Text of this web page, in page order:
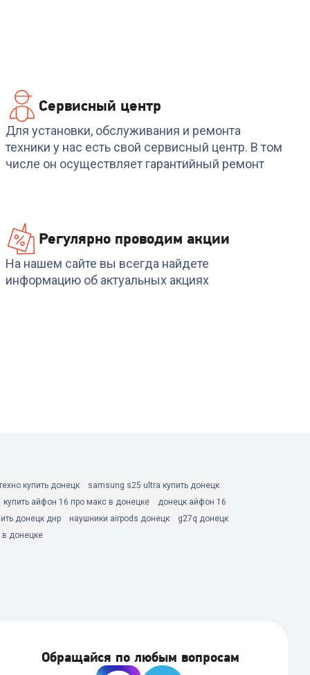
4.6(5) Код:6557603
Холодильник LG GA-
B509CLSL
+1 799 бонусов
B509LQYL
+1 706бонусов
Сервисный центр
Для установки, обслуживания и ремонта
техники у нас есть свой сервисный центр. В том
числе он осуществляет гарантийный ремонт
Регулярно проводим акции
На нашем сайте вы всегда найдете
информацию об актуальных акциях
купить донецк
samsung s25 ultra купить донецк
купить айфон 16 про макс в донецке
донецк айфон 16
донецк днр наушники airpods донецк
g27q донецк
в донецке
Обращайся по любым вопросам